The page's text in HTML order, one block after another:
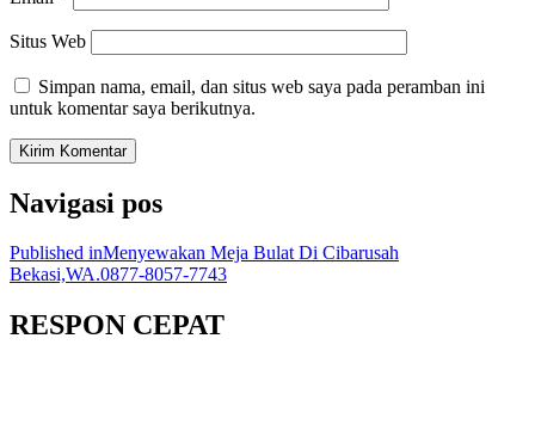
Situs Web
Simpan nama, email, dan situs web saya pada peramban ini
untuk komentar saya berikutnya.
Navigasi pos
Published inMenyewakan Meja Bulat Di Cibarusah
Bekasi,WA.0877-8057-7743
RESPON CEPAT